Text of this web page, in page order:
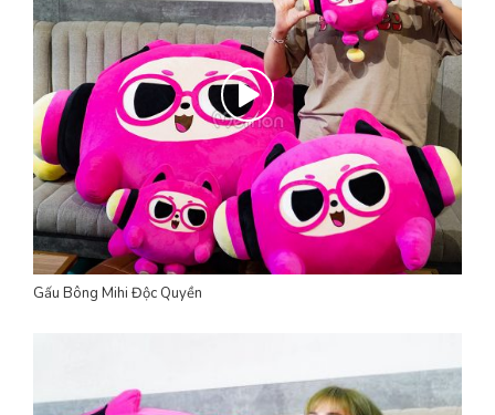
Gấu Bông Mihi Độc Quyền